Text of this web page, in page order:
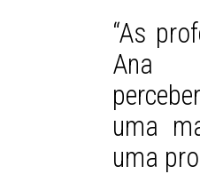
“As
Ana
uma
uma